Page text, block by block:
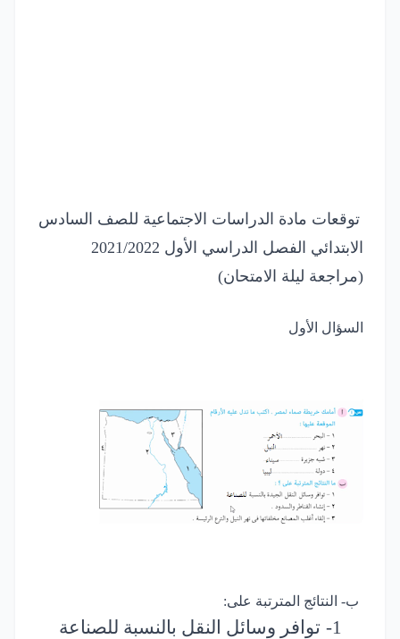
توقعات مادة الدراسات الاجتماعية للصف السادس
الابتدائي الفصل الدراسي الأول 2021/2022
(مراجعة ليلة الامتحان)
السؤال الأول
ب- النتائج المترتبة على:
1-
توافر وسائل النقل بالنسبة للصناعة